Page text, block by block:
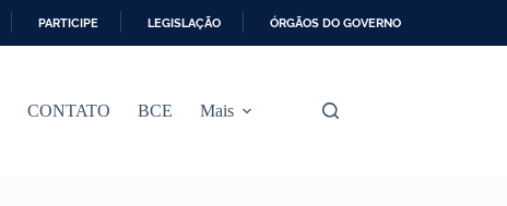
PARTICIPE LEGISLAÇÃO ÓRGÃOS DO GOVERNO
CONTATO BCE Mais